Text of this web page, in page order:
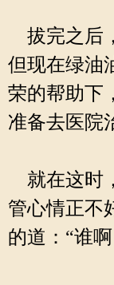
拔完之后
但现在绿油
荣的帮助下
准备去医院
就在这时
管心情正不
的道：“谁